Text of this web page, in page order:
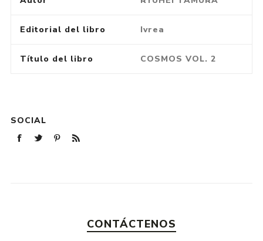
Editorial del libro Ivrea
Título del libro COSMOS VOL. 2
SOCIAL
CONTÁCTENOS